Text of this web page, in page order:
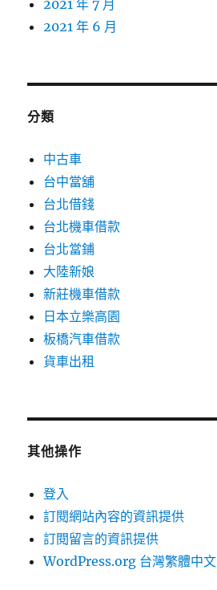
2021 年 7 月
2021 年 6 月
分類
中古車
台中當舖
台北借錢
台北機車借款
台北當鋪
大陸新娘
新莊機車借款
日本立樂高園
板橋汽車借款
貨車出租
其他操作
登入
訂閱網站內容的資訊提供
訂閱留言的資訊提供
WordPress.org 台灣繁體中文